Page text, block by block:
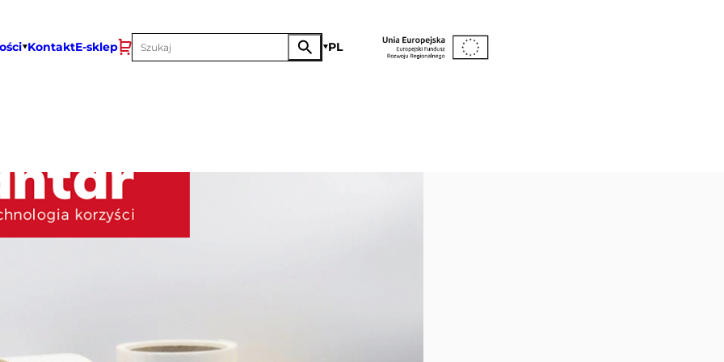
KontaktE-sklep PL